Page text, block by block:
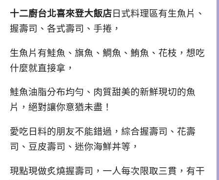
十二廚台北喜來登大飯店日式料理區有生魚片、
握壽司、各式壽司、手捲，
生魚片有鮭魚、旗魚、鯛魚、鮪魚、花枝，想吃
什麼就直接拿，
鮭魚油脂分布均勻、肉質甜美的新鮮現切的魚
片，絕對讓你意猶未盡！
愛吃日料的朋友不能錯過，綜合握壽司 、花壽
司 、豆皮壽司 、迷你海鮮丼等，
現點現做炙燒握壽司，一人每次限取三貫，有干